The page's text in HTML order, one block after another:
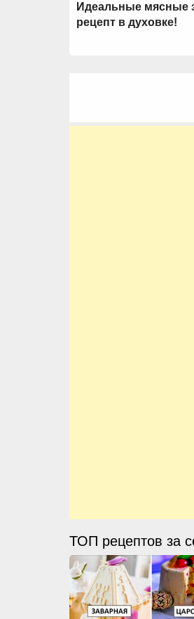
Идеальные мясные
рецепт в духовке!
ТОП рецептов за